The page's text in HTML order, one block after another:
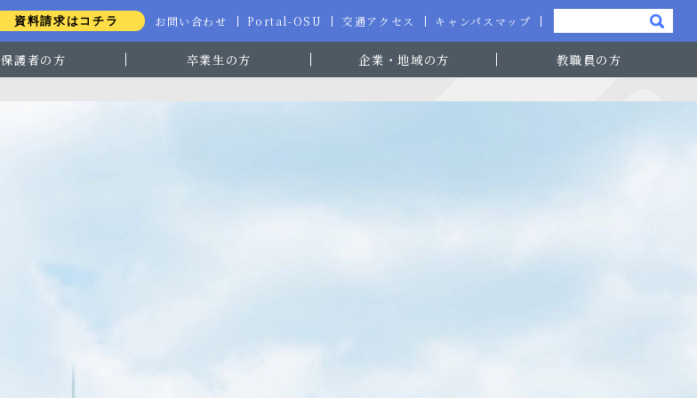
資料請求はコチラ お問い合わせ Portal-OSU 交通アクセス キャンパスマップ
保護者の方 卒業生の方 企業・地域の方 教職員の方